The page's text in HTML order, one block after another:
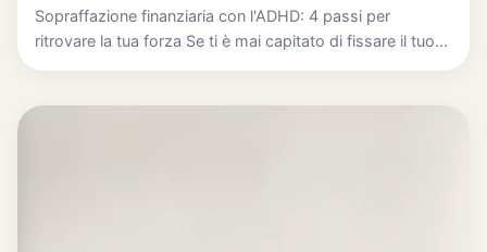
Sopraffazione finanziaria con l'ADHD: 4 passi per
ritrovare la tua forza Se ti è mai capitato di fissare il tuo...